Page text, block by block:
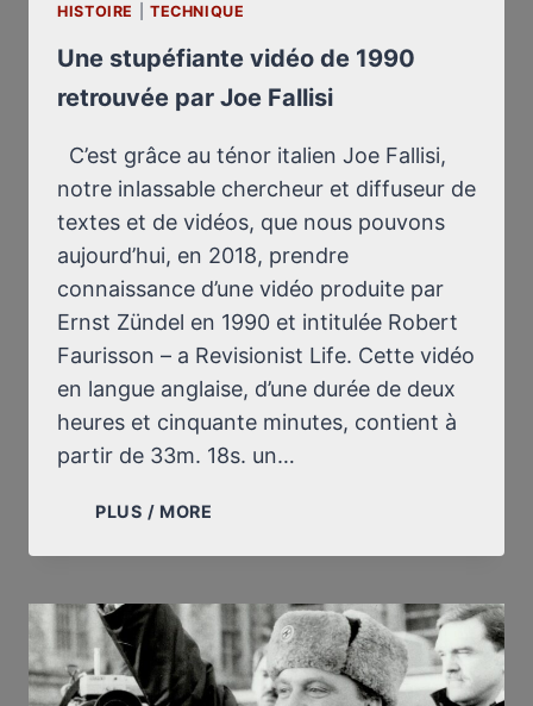
HISTOIRE TECHNIQUE
Une stupéfiante vidéo de 1990
retrouvée par Joe Fallisi
C’est grâce au ténor italien Joe Fallisi,
notre inlassable chercheur et diffuseur de
textes et de vidéos, que nous pouvons
aujourd’hui, en 2018, prendre
connaissance d’une vidéo produite par
Ernst Zündel en 1990 et intitulée Robert
Faurisson – a Revisionist Life. Cette vidéo
en langue anglaise, d’une durée de deux
heures et cinquante minutes, contient à
partir de 33m. 18s. un…
PLUS / MORE
VIDÉO
1990
RETROUVÉE
PAR
JOE